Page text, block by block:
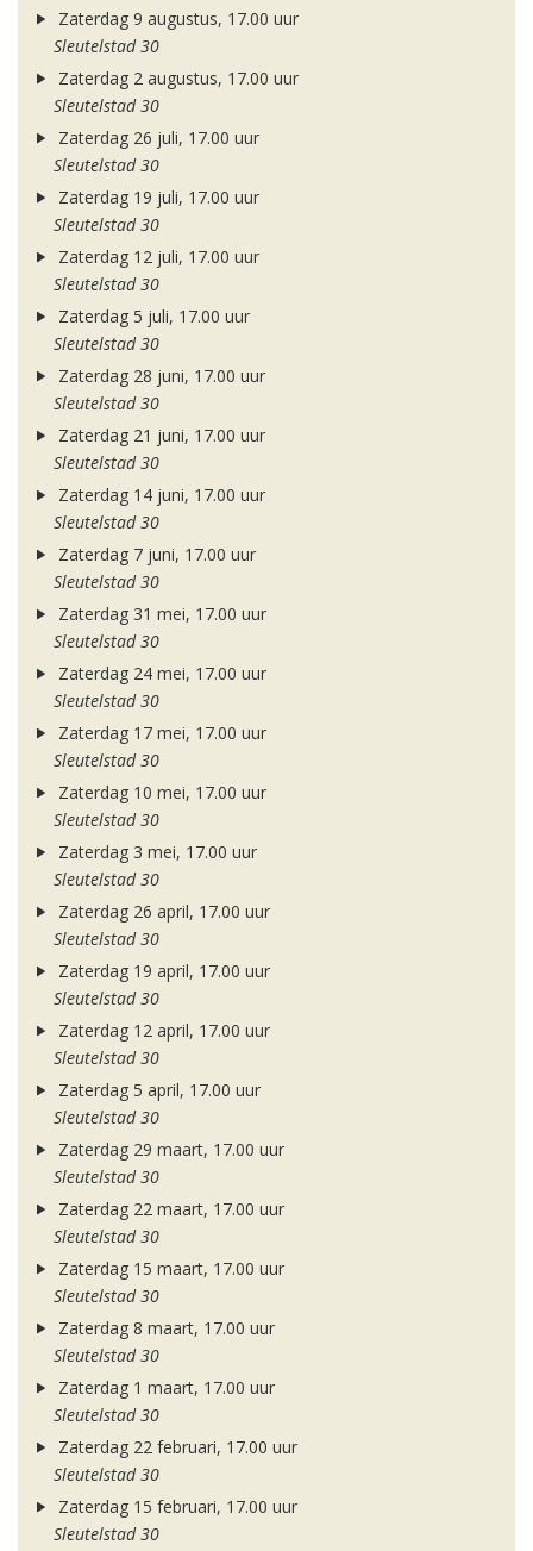
Zaterdag 9 augustus, 17.00 uur
Sleutelstad 30
Zaterdag 2 augustus, 17.00 uur
Sleutelstad 30
Zaterdag 26 juli, 17.00 uur
Sleutelstad 30
Zaterdag 19 juli, 17.00 uur
Sleutelstad 30
Zaterdag 12 juli, 17.00 uur
Sleutelstad 30
Zaterdag 5 juli, 17.00 uur
Sleutelstad 30
Zaterdag 28 juni, 17.00 uur
Sleutelstad 30
Zaterdag 21 juni, 17.00 uur
Sleutelstad 30
Zaterdag 14 juni, 17.00 uur
Sleutelstad 30
Zaterdag 7 juni, 17.00 uur
Sleutelstad 30
Zaterdag 31 mei, 17.00 uur
Sleutelstad 30
Zaterdag 24 mei, 17.00 uur
Sleutelstad 30
Zaterdag 17 mei, 17.00 uur
Sleutelstad 30
Zaterdag 10 mei, 17.00 uur
Sleutelstad 30
Zaterdag 3 mei, 17.00 uur
Sleutelstad 30
Zaterdag 26 april, 17.00 uur
Sleutelstad 30
Zaterdag 19 april, 17.00 uur
Sleutelstad 30
Zaterdag 12 april, 17.00 uur
Sleutelstad 30
Zaterdag 5 april, 17.00 uur
Sleutelstad 30
Zaterdag 29 maart, 17.00 uur
Sleutelstad 30
Zaterdag 22 maart, 17.00 uur
Sleutelstad 30
Zaterdag 15 maart, 17.00 uur
Sleutelstad 30
Zaterdag 8 maart, 17.00 uur
Sleutelstad 30
Zaterdag 1 maart, 17.00 uur
Sleutelstad 30
Zaterdag 22 februari, 17.00 uur
Sleutelstad 30
Zaterdag 15 februari, 17.00 uur
Sleutelstad 30